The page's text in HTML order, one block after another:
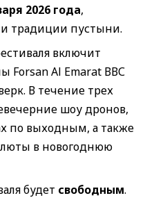
2026 года,
и традиции пустыни.
включит
Forsan Al Emarat ВВС
В течение трех
шоу дронов,
по выходным, а также
в новогоднюю
будет свободным.